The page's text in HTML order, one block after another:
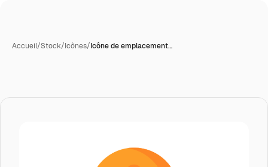
Accueil/Stock/Icônes/Icône de emplacement…